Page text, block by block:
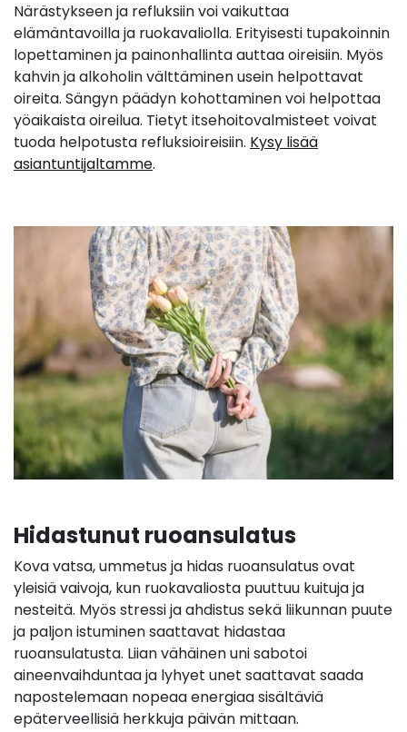
Närästykseen ja refluksiin voi vaikuttaa
elämäntavoilla ja ruokavaliolla. Erityisesti tupakoinnin
lopettaminen ja painonhallinta auttaa oireisiin. Myös
kahvin ja alkoholin välttäminen usein helpottavat
oireita. Sängyn päädyn kohottaminen voi helpottaa
yöaikaista oireilua. Tietyt itsehoitovalmisteet voivat
tuoda helpotusta refluksioireisiin. Kysy lisää
asiantuntijaltamme.
Hidastunut ruoansulatus
Kova vatsa, ummetus ja hidas ruoansulatus ovat
yleisiä vaivoja, kun ruokavaliosta puuttuu kuituja ja
nesteitä. Myös stressi ja ahdistus sekä liikunnan puute
ja paljon istuminen saattavat hidastaa
ruoansulatusta. Liian vähäinen uni sabotoi
aineenvaihduntaa ja lyhyet unet saattavat saada
napostelemaan nopeaa energiaa sisältäviä
epäterveellisiä herkkuja päivän mittaan.